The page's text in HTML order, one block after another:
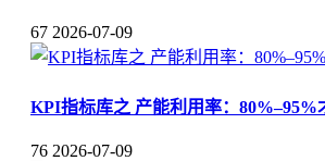
67 2026-07-09
KPI指标库之 产能利用率：80%–95%
76 2026-07-09